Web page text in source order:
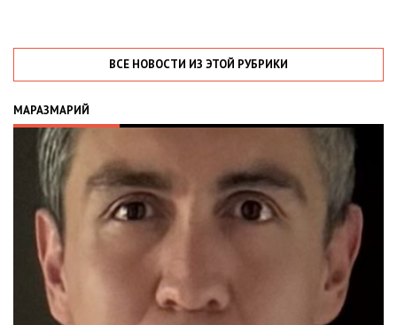
ВСЕ НОВОСТИ ИЗ ЭТОЙ РУБРИКИ
МАРАЗМАРИЙ